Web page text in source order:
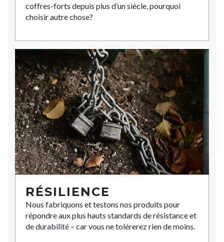
coffres-forts depuis plus d’un siècle, pourquoi
choisir autre chose?
RÉSILIENCE
Nous fabriquons et testons nos produits pour
répondre aux plus hauts standards de résistance et
de durabilité – car vous ne tolérerez rien de moins.